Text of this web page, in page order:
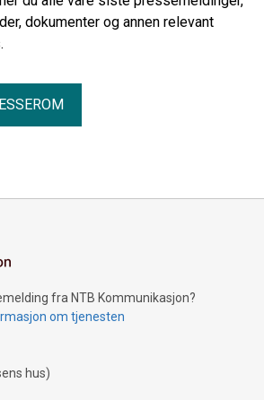
dokumenter og annen relevant
fra NTB Kommunikasjon?
om tjenesten
hus)